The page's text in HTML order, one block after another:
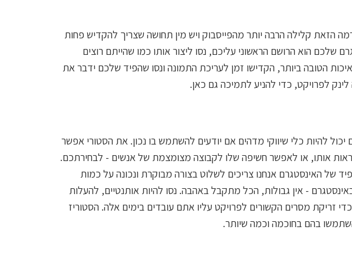
הזאת קלילה הרבה יותר מהפייסבוק ויש מין תחושה שצריך להקדיש פחות
הוא הרושם הראשוני עליכם, נסו ליצור אותו כמו שהייתם רוצים
הטובה ביותר, הקדישו זמן לעריכת התמונה ונסו שהפיד שלכם ידבר את
יכול להיות כלי שיווקי מדהים אם יודעים להשתמש בו נכון. את הסטורי אפשר
אותו, או לאפשר חשיפה שלו לקבוצה מצומצמת של אנשים - לבחירתכם.
של האינסטגרם אנחנו צריכים לשלוט בצורה מבוקרת ונכונה על כמות
- אין גבולות, הכל מתקבל באהבה. נסו להיות אותנטיים, להעלות
זריקת מסרים הקשורים לפרויקט עליו אתם עובדים בימים אלה. הסטוריז
השתמשו בהם בחוכמה וכמה שיותר.